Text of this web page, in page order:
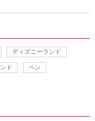
ディズニーランド
ド ペン